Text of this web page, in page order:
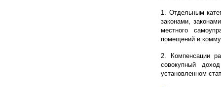
1. Отдельным
законами,
местного
помещений и
2. Компенсации
совокупный
установленном